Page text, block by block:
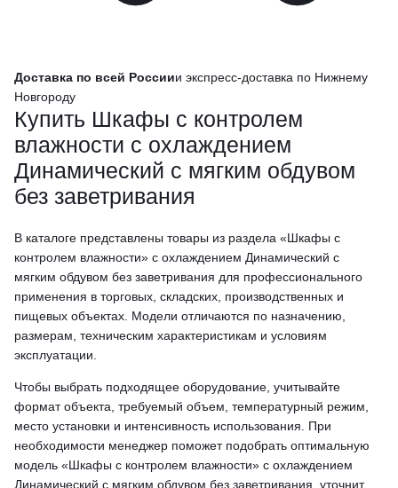
Доставка по всей Россиии экспресс-доставка по Нижнему
Новгороду
Купить Шкафы с контролем
влажности с охлаждением
Динамический с мягким обдувом
без заветривания
В каталоге представлены товары из раздела «Шкафы с
контролем влажности» с охлаждением Динамический с
мягким обдувом без заветривания для профессионального
применения в торговых, складских, производственных и
пищевых объектах. Модели отличаются по назначению,
размерам, техническим характеристикам и условиям
эксплуатации.
Чтобы выбрать подходящее оборудование, учитывайте
формат объекта, требуемый объем, температурный режим,
место установки и интенсивность использования. При
необходимости менеджер поможет подобрать оптимальную
модель «Шкафы с контролем влажности» с охлаждением
Динамический с мягким обдувом без заветривания, уточнит